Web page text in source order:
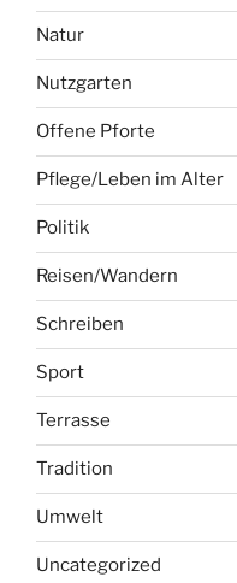
Natur
Nutzgarten
Offene Pforte
Pflege/Leben im Alter
Politik
Reisen/Wandern
Schreiben
Sport
Terrasse
Tradition
Umwelt
Uncategorized